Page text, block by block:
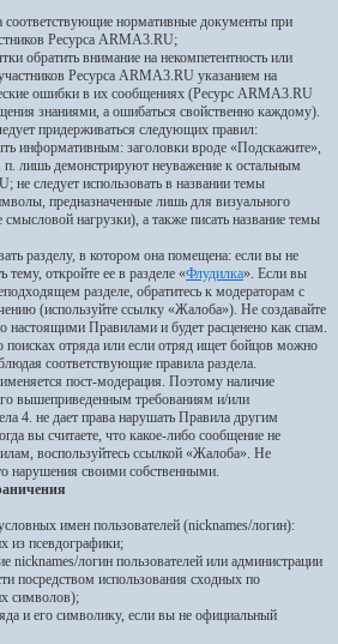
соответствующие нормативные документы при
Ресурса ARMA3.RU;
обратить внимание на некомпетентность или
Ресурса ARMA3.RU указанием на
ошибки в их сообщениях (Ресурс ARMA3.RU
знаниями, а ошибаться свойственно каждому).
придерживаться следующих правил:
информативным: заголовки вроде «Подскажите»,
лишь демонстрируют неуважение к остальным
не следует использовать в названии темы
предназначенные лишь для визуального
нагрузки), а также писать название темы
разделу, в котором она помещена: если вы не
тему, откройте ее в разделе «Флудилка». Если вы
разделе, обратитесь к модераторам с
(используйте ссылку «Жалоба»). Не создавайте
настоящими Правилами и будет расценено как спам.
отряда или если отряд ищет бойцов можно
соответствующие правила раздела.
пост-модерация. Поэтому наличие
вышеприведенным требованиям и/или
4. не дает права нарушать Правила другим
вы считаете, что какое-либо сообщение не
воспользуйтесь ссылкой «Жалоба». Не
нарушения своими собственными.
имен пользователей (nicknames/логин):
из псевдографики;
логин пользователей или администрации
посредством использования сходных по
символов);
и его символику, если вы не официальный